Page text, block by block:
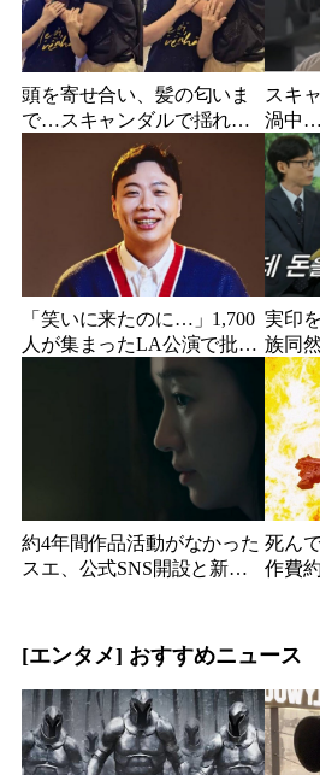
頭を寄せ合い、髪の匂いま
で…スキャンダルで揺れた
人気俳優、ベトナム女性歌
手との親密動画が公開
スキ
渦中…
し”で
に批
「笑いに来たのに…」1,700
人が集まったLA公演で批判
続出、人気コメディアンが
実印
族同
た…収
隷契
約4年間作品活動がなかった
スエ、公式SNS開設と新ビ
死ん
作費
ル』
[エンタメ] おすすめニュース